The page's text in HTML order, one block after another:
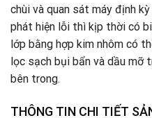
chùi và quan sát máy định
phát hiện lỗi thì kịp thời có
lớp bằng hợp kim nhôm có
lọc sạch bụi bẩn và dầu mỡ
bên trong.
THÔNG TIN CHI TIẾT